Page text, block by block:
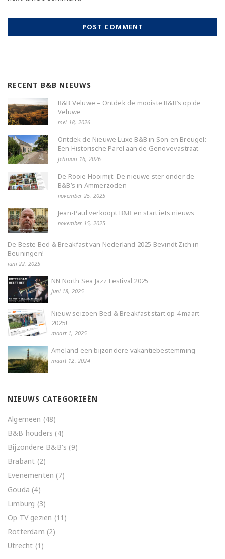
RECENT B&B NIEUWS
B&B Veluwe – Ontdek de mooiste B&B’s op de
Veluwe
mei 18, 2026
Ontdek de Nieuwe Luxe B&B in Son en Breugel:
Een Historische Parel aan de Genovevastraat
februari 16, 2026
De Rooie Hooimijt: De nieuwe ster onder de
B&B’s in Ammerzoden
november 25, 2025
Jean-Paul verkoopt B&B en start iets nieuws
november 15, 2025
De Beste Bed & Breakfast van Nederland 2025 Bevindt Zich in
Beuningen!
juni 22, 2025
NN North Sea Jazz Festival 2025
juni 18, 2025
Nieuw seizoen Bed & Breakfast start op 4 maart
2025!
maart 1, 2025
Ameland een bijzondere vakantiebestemming
maart 12, 2024
NIEUWS CATEGORIEËN
Algemeen (48)
B&B houders (4)
Bijzondere B&B's (9)
Brabant (2)
Evenementen (7)
Gouda (4)
Limburg (3)
Op TV gezien (11)
Rotterdam (2)
Utrecht (1)